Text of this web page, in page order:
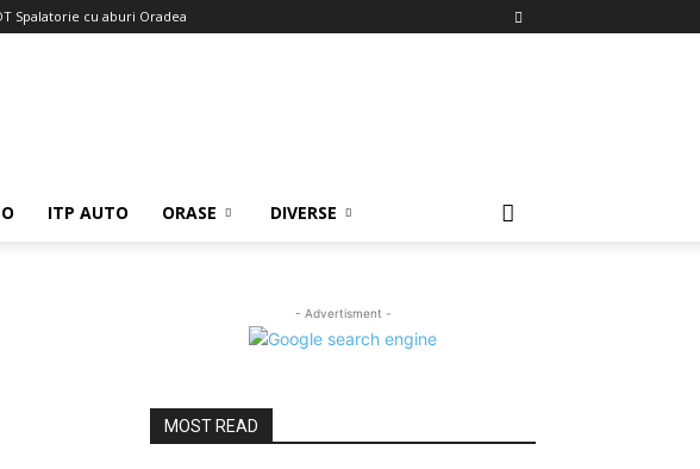
Spalatorie cu aburi Oradea
ITP AUTO ORASE DIVERSE
- Advertisment -
MOST READ